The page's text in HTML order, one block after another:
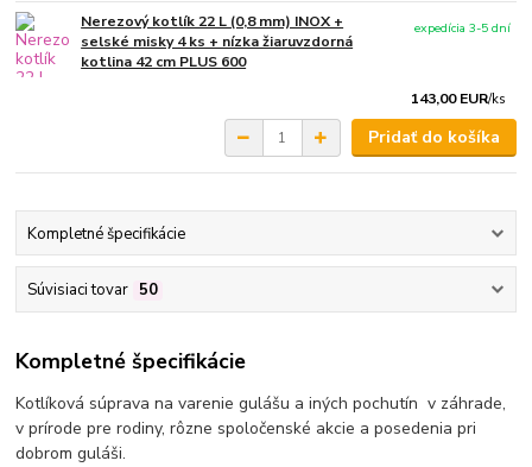
Nerezový kotlík 22 L (0,8 mm) INOX +
selské misky 4 ks + nízka žiaruvzdorná
kotlina 42 cm PLUS 600
143,00 EUR/ks
expedícia 3-5 dní
Pridať do košíka
Kompletné špecifikácie
Súvisiaci tovar 50
Kompletné špecifikácie
Kotlíková súprava na varenie gulášu a iných pochutín v záhrade,
v prírode pre rodiny, rôzne spoločenské akcie a posedenia pri
dobrom guláši.